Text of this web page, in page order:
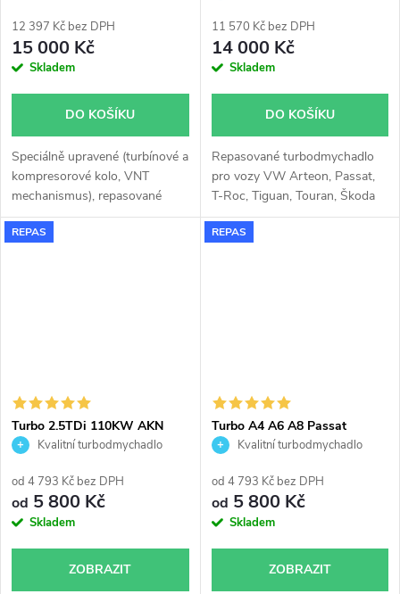
hybridní do 180KW
12 397 Kč bez DPH
15 000 Kč
Skladem
DO KOŠÍKU
Speciálně upravené (turbínové a
kompresorové kolo, VNT
mechanismus), repasované
turbodmychadlo Garrett
757042 GT1752V do 180KW v
11 570 Kč bez DPH
14 000 Kč
Skladem
DO KOŠÍKU
Repasované turbodmychadlo
pro vozy VW Arteon, Passat,
T-Roc, Tiguan, Touran, Škoda
Superb, Kodiaq, Karoq, Audi
Q2, Q3, Seat Ateca, Tarraco
REPAS
Turbo 2.5TDi 110KW AKN
AFB A4 A6 A8 Passat Garrett
Kvalitní turbodmychadlo
od 4 793 Kč bez DPH
od 5 800 Kč
Skladem
ZOBRAZIT
REPAS
Turbo A4 A6 A8 Passat
Superb 2.5TDi 120KW 132KW
Kvalitní turbodmychadlo
od 4 793 Kč bez DPH
od 5 800 Kč
Skladem
ZOBRAZIT